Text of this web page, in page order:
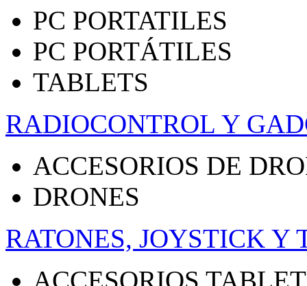
PC PORTATILES
PC PORTÁTILES
TABLETS
RADIOCONTROL Y
ACCESORIOS DE
DRONES
RATONES, JOYSTICK Y